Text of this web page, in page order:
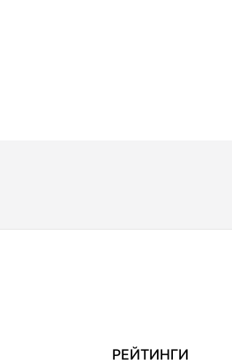
РЕЙТИНГИ